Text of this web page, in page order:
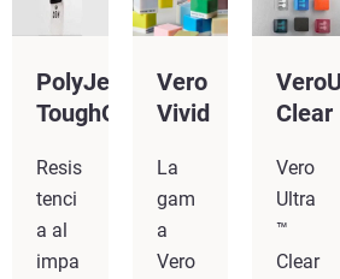
PolyJet
ToughONE™
Resis
tenci
a al
impa
Vero
Vivid
La
gam
a
Vero
Clear
Vero
Ultra
™
Clear